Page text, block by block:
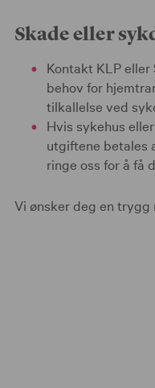
Skade eller
Kontakt KLP eller
behov for
tilkallelse ved
Hvis sykehus
utgiftene betales
ringe oss for å få
Vi ønsker deg en trygg